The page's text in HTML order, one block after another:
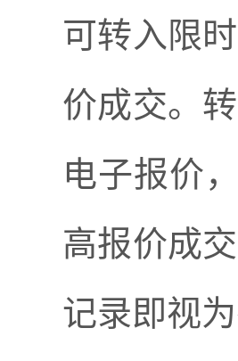
可转入限
价成交。
电子报价
高报价成
记录即视